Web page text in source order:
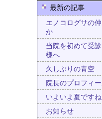
最新の記事
エノコログサの
か
当院を初めて受
様へ
久しぶりの青空
院長のプロフィ
いよいよ夏ですね
お知らせ